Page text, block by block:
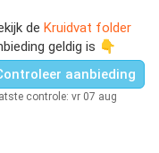
de Kruidvat folder
geldig is 👇
aanbieding
controle: vr 07 aug